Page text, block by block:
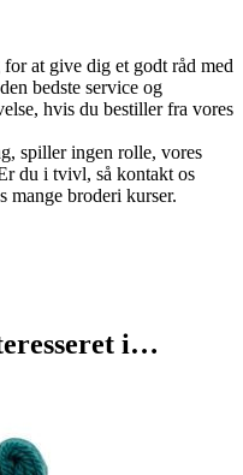
at give dig et godt råd med
bedste service og
hvis du bestiller fra vores
spiller ingen rolle, vores
du i tvivl, så kontakt os
mange broderi kurser.
i…